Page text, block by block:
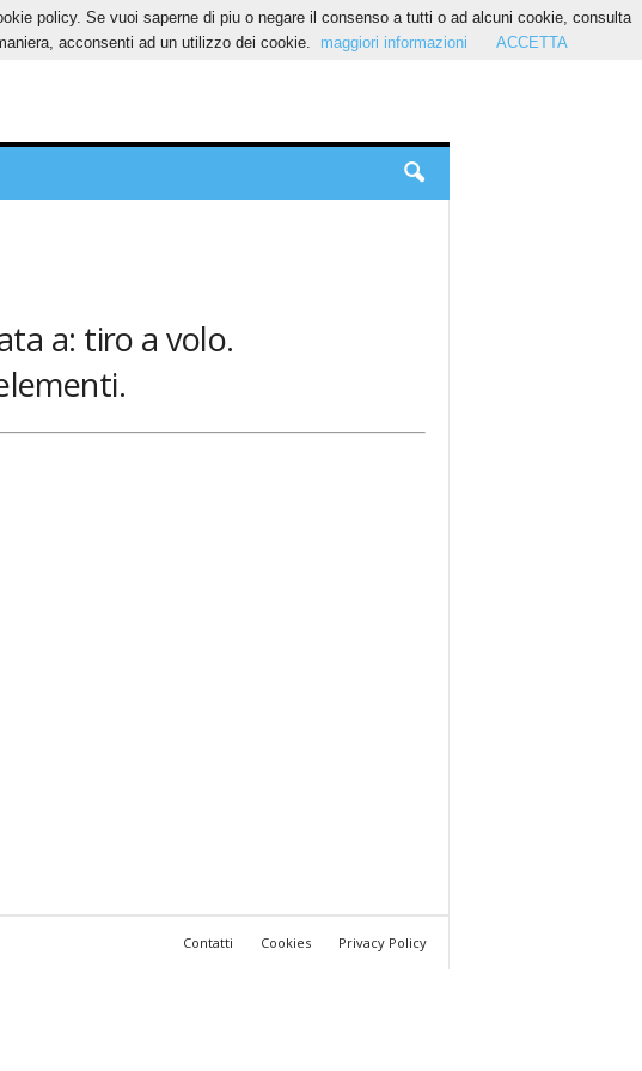
a: tiro a volo.
Contatti Cookies Privacy Policy
policy. Se vuoi saperne di piu o negare il consenso a tutti o ad alcuni cookie, consulta
acconsenti ad un utilizzo dei cookie.
maggiori informazioni ACCETTA